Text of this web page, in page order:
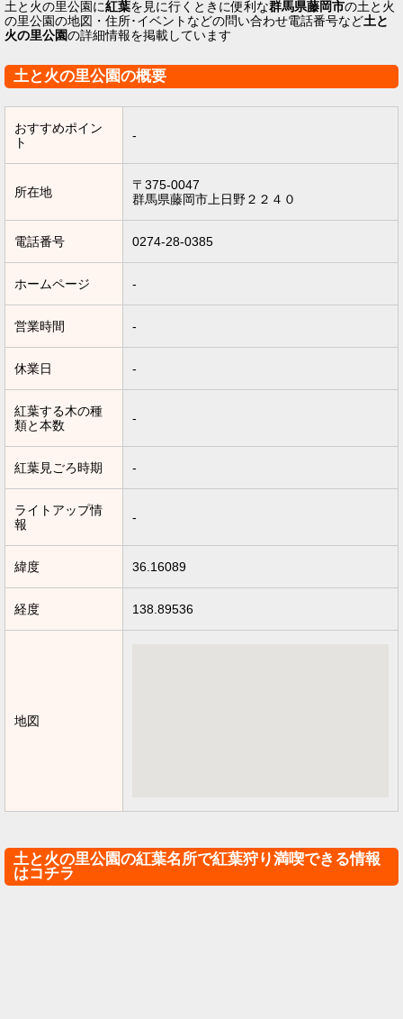
土と火の里公園に紅葉を見に行くときに便利な群馬県藤岡市の土と火
の里公園の地図・住所･イベントなどの問い合わせ電話番号など土と
火の里公園の詳細情報を掲載しています
土と火の里公園の概要
おすすめポイン
ト
-
所在地
〒375-0047
群馬県藤岡市上日野２２４０
電話番号 0274-28-0385
ホームページ -
営業時間 -
休業日 -
紅葉する木の種
類と本数
-
紅葉見ごろ時期 -
ライトアップ情
報
-
緯度 36.16089
経度 138.89536
地図
土と火の里公園の紅葉名所で紅葉狩り満喫できる情報
はコチラ